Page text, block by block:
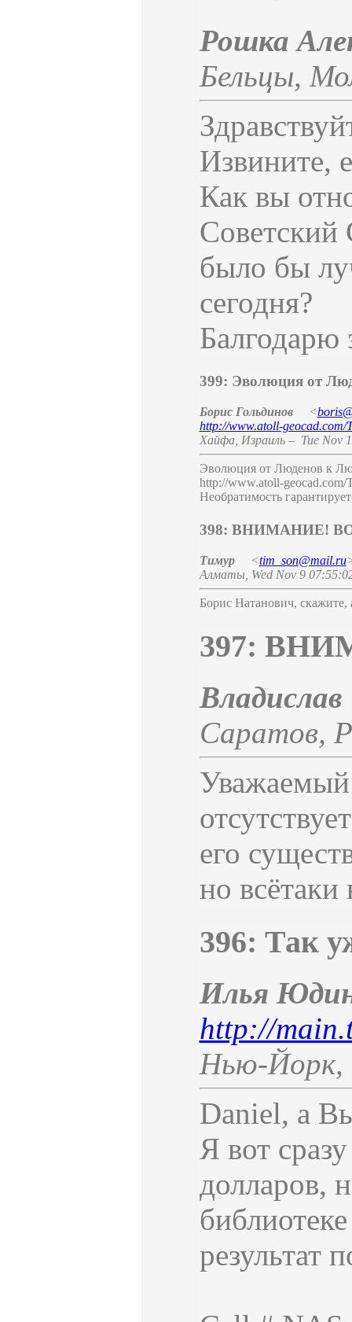
Рошка
Бельцы,
Извините,
Как вы
Советский
было бы
сегодня?
Балгодарю
399: Эволюция от
Борис Гольдинов <
http://www.atoll-geocad.com/
Хайфа, Израиль– Tue Nov
Эволюция от Люденов к
http://www.atoll-geocad.com/
Необратимость
398: ВНИМАНИЕ!
Тимур <tim_son@mail.ru
Алматы Wed Nov 9
Борис Натанович, скажите,
397:
Саратов,
Уважаемый
его
но всётаки
396: Так
Илья
http://
Нью-Йорк,
Daniel, а
Я вот
долларов,
результат